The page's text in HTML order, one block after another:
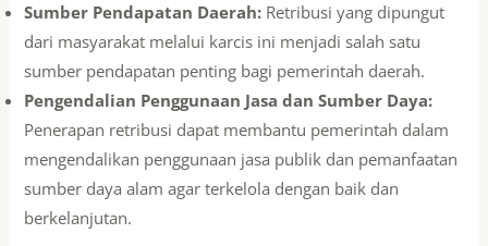
Sumber Pendapatan Daerah: Retribusi yang dipungut
dari masyarakat melalui karcis ini menjadi salah satu
sumber pendapatan penting bagi pemerintah daerah.
Pengendalian Penggunaan Jasa dan Sumber Daya:
Penerapan retribusi dapat membantu pemerintah dalam
mengendalikan penggunaan jasa publik dan pemanfaatan
sumber daya alam agar terkelola dengan baik dan
berkelanjutan.